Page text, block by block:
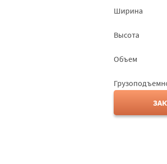
Ширина
Высота
Объем